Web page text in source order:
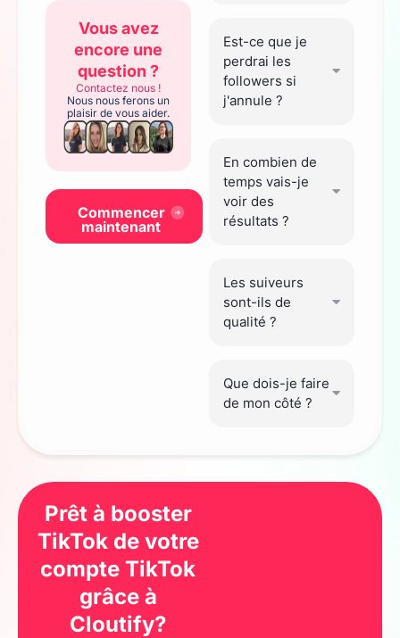
Commencer
maintenant
Vous avez
encore une
question ?
Contactez nous !
Nous nous ferons un
plaisir de vous aider.
Est-ce que je
perdrai les
followers si
j'annule ?
En combien de
temps vais-je
voir des
résultats ?
Les suiveurs
sont-ils de
qualité ?
Que dois-je faire
de mon côté ?
Prêt à booster
TikTok de votre
compte TikTok
grâce à
Cloutify?